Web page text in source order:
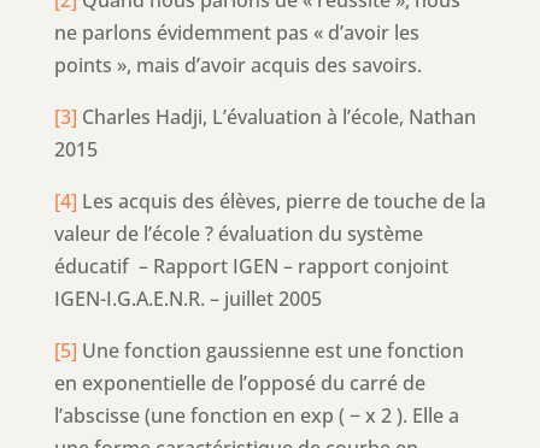
ne parlons évidemment pas « d’avoir les
points », mais d’avoir acquis des savoirs.
[3] Charles Hadji, L’évaluation à l’école, Nathan
2015
[4] Les acquis des élèves, pierre de touche de la
valeur de l’école ? évaluation du système
éducatif – Rapport IGEN – rapport conjoint
IGEN-I.G.A.E.N.R. – juillet 2005
[5] Une fonction gaussienne est une fonction
en exponentielle de l’opposé du carré de
l’abscisse (une fonction en exp ( − x 2 ). Elle a